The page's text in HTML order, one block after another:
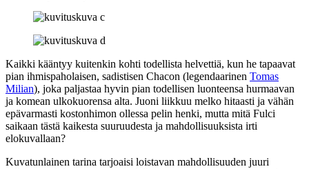
Kaikki kääntyy kuitenkin kohti todellista helvettiä, kun he tapaavat
pian ihmispaholaisen, sadistisen Chacon (legendaarinen Tomas
Milian), joka paljastaa hyvin pian todellisen luonteensa hurmaavan
ja komean ulkokuorensa alta. Juoni liikkuu melko hitaasti ja vähän
epävarmasti kostonhimon ollessa pelin henki, mutta mitä Fulci
saikaan tästä kaikesta suuruudesta ja mahdollisuuksista irti
elokuvallaan?
Kuvatunlainen tarina tarjoaisi loistavan mahdollisuuden juuri